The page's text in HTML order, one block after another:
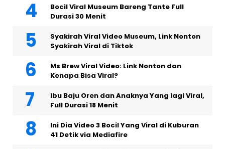
Bocil Viral Museum Bareng Tante Full
Durasi 30 Menit
Syakirah Viral Video Museum, Link Nonton
Syakirah Viral di Tiktok
Ms Brew Viral Video: Link Nonton dan
Kenapa Bisa Viral?
Ibu Baju Oren dan Anaknya Yang lagi Viral,
Full Durasi 18 Menit
Ini Dia Video 3 Bocil Yang Viral di Kuburan
41 Detik via Mediafire